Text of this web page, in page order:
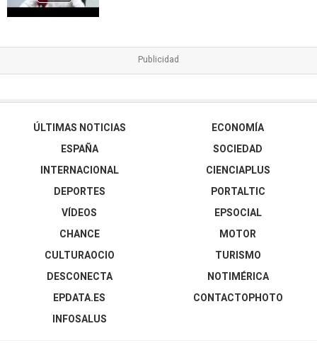
ÚLTIMAS NOTICIAS
ESPAÑA
INTERNACIONAL
DEPORTES
VÍDEOS
ECONOMÍA
SOCIEDAD
CIENCIAPLUS
PORTALTIC
EPSOCIAL
CHANCE
CULTURAOCIO
DESCONECTA
EPDATA.ES
INFOSALUS
MOTOR
TURISMO
NOTIMÉRICA
CONTACTOPHOTO